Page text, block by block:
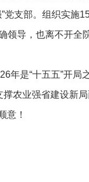
支部。组织实施
导，也离不开全
是“十五五”开局
农业强省建设新
意！